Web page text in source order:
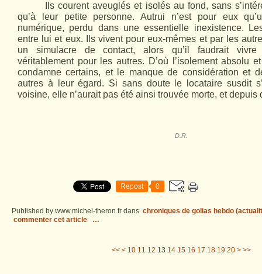
Ils courent aveuglés et isolés au fond, sans
qu’à leur petite personne. Autrui n’est pour eux
numérique, perdu dans une essentielle inexistence.
entre lui et eux. Ils vivent pour eux-mêmes et par les
un simulacre de contact, alors qu’il faudrait
véritablement pour les autres. D’où l’isolement absolu
condamne certains, et le manque de considération et
autres à leur égard. Si sans doute le locataire susdit
voisine, elle n’aurait pas été ainsi trouvée morte, et depuis
D.R.
Repost 0
Published by www.michel-theron.fr dans chroniques de golias hebdo
commenter cet article
…
<< < 10 11 12 13 14 15 16 17 18 19 20 30
40
50
60
70
80
90
100
200
300
400
500
600
700
800
900
1000
1100
1200
1300
1400
1500
> >>